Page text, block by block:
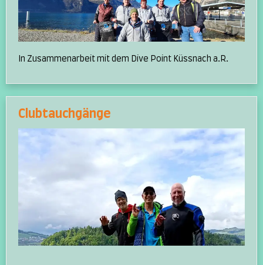
In Zusammenarbeit mit dem Dive Point Küssnach a.R.
Clubtauchgänge